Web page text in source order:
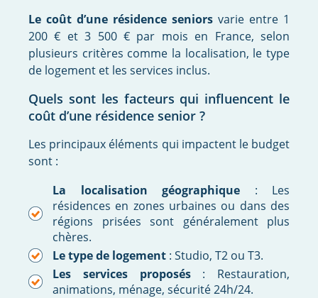
Le coût d’une résidence seniors varie entre 1
200 € et 3 500 € par mois en France, selon
plusieurs critères comme la localisation, le type
de logement et les services inclus.
Quels sont les facteurs qui influencent le
coût d’une résidence senior ?
Les principaux éléments qui impactent le budget
sont :
La localisation géographique : Les
résidences en zones urbaines ou dans des
régions prisées sont généralement plus
chères.
Le type de logement : Studio, T2 ou T3.
Les services proposés: Restauration,
animations, ménage, sécurité 24h/24.